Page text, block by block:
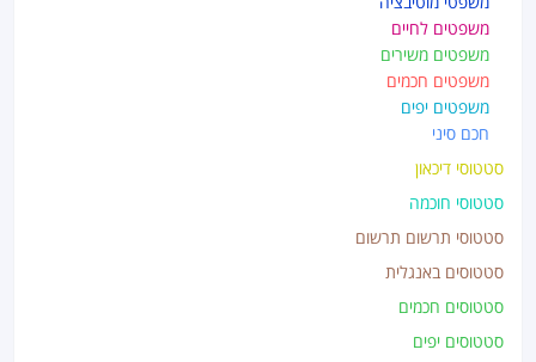
משפטים לחיים
משפטים משירים
משפטים חכמים
משפטים יפים
חכם סיני
סטטוסי דיכאון
סטטוסי חוכמה
סטטוסי תרשום תרשום
סטטוסים באנגלית
סטטוסים חכמים
סטטוסים יפים